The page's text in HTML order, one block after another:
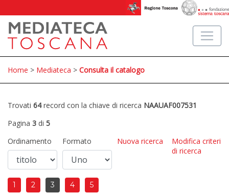
Home > Mediateca > Consulta il catalogo
Trovati 64record con la chiave di ricerca NAAUAF007531
Pagina 3 di 5
Ordinamento
Formato Nuova ricerca
Modifica criteri
di ricerca
1 2 3 4 5